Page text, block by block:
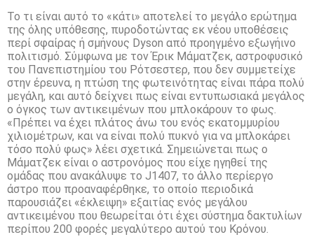
Το τι είναι αυτό το «κάτι» αποτελεί το μεγάλο ερώτημα
της όλης υπόθεσης, πυροδοτώντας εκ νέου υποθέσεις
περί σφαίρας ή σμήνους Dyson από προηγμένο εξωγήινο
πολιτισμό. Σύμφωνα με τον Έρικ Μάματζεκ, αστροφυσικό
του Πανεπιστημίου του Ρότσεστερ, που δεν συμμετείχε
στην έρευνα, η πτώση της φωτεινότητας είναι πάρα πολύ
μεγάλη, και αυτό δείχνει πως είναι εντυπωσιακά μεγάλος
ο όγκος των αντικειμένων που μπλοκάρουν το φως.
«Πρέπει να έχει πλάτος άνω του ενός εκατομμυρίου
χιλιομέτρων, και να είναι πολύ πυκνό για να μπλοκάρει
τόσο πολύ φως» λέει σχετικά. Σημειώνεται πως ο
Μάματζεκ είναι ο αστρονόμος που είχε ηγηθεί της
ομάδας που ανακάλυψε το J1407, το άλλο περίεργο
άστρο που προαναφέρθηκε, το οποίο περιοδικά
παρουσιάζει «έκλειψη» εξαιτίας ενός μεγάλου
αντικειμένου που θεωρείται ότι έχει σύστημα δακτυλίων
περίπου 200 φορές μεγαλύτερο αυτού του Κρόνου.